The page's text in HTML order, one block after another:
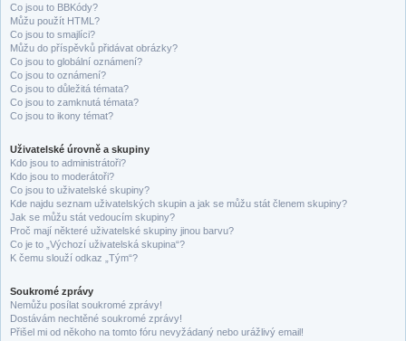
Co jsou to BBKódy?
Můžu použít HTML?
Co jsou to smajlíci?
Můžu do příspěvků přidávat obrázky?
Co jsou to globální oznámení?
Co jsou to oznámení?
Co jsou to důležitá témata?
Co jsou to zamknutá témata?
Co jsou to ikony témat?
Uživatelské úrovně a skupiny
Kdo jsou to administrátoři?
Kdo jsou to moderátoři?
Co jsou to uživatelské skupiny?
Kde najdu seznam uživatelských skupin a jak se můžu stát členem skupiny?
Jak se můžu stát vedoucím skupiny?
Proč mají některé uživatelské skupiny jinou barvu?
Co je to „Výchozí uživatelská skupina“?
K čemu slouží odkaz „Tým“?
Soukromé zprávy
Nemůžu posílat soukromé zprávy!
Dostávám nechtěné soukromé zprávy!
Přišel mi od někoho na tomto fóru nevyžádaný nebo urážlivý email!